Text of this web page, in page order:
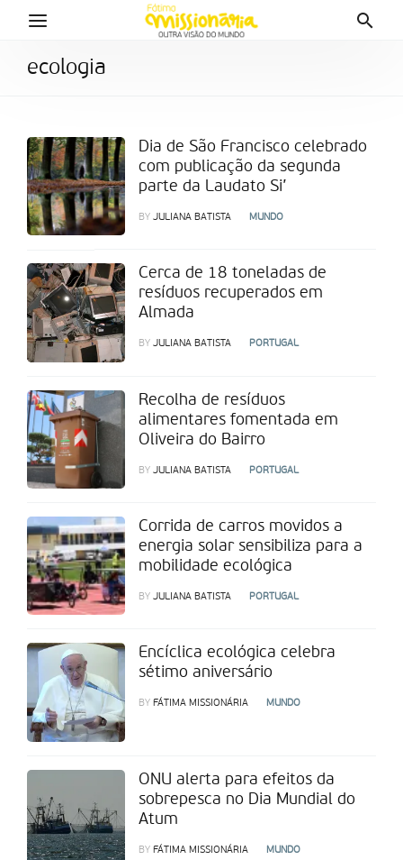
ecologia
Dia de São Francisco celebrado
com publicação da segunda
parte da Laudato Si’
BYJULIANA BATISTA MUNDO
Cerca de 18 toneladas de
resíduos recuperados em
Almada
BYJULIANA BATISTA PORTUGAL
Recolha de resíduos
alimentares fomentada em
Oliveira do Bairro
BYJULIANA BATISTA PORTUGAL
Corrida de carros movidos a
energia solar sensibiliza para a
mobilidade ecológica
BYJULIANA BATISTA PORTUGAL
Encíclica ecológica celebra
sétimo aniversário
BYFÁTIMA MISSIONÁRIA MUNDO
ONU alerta para efeitos da
sobrepesca no Dia Mundial do
Atum
BY FÁTIMA MISSIONÁRIA MUNDO